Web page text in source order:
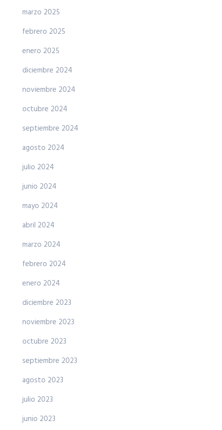
marzo 2025
febrero 2025
enero 2025
diciembre 2024
noviembre 2024
octubre 2024
septiembre 2024
agosto 2024
julio 2024
junio 2024
mayo 2024
abril 2024
marzo 2024
febrero 2024
enero 2024
diciembre 2023
noviembre 2023
octubre 2023
septiembre 2023
agosto 2023
julio 2023
junio 2023